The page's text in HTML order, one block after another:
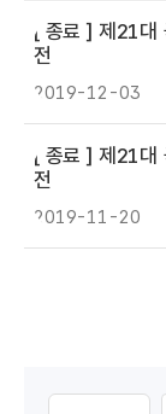
[ 종료 ] 제21대
전
2019-12-03
[ 종료 ] 제21대
전
2019-11-20